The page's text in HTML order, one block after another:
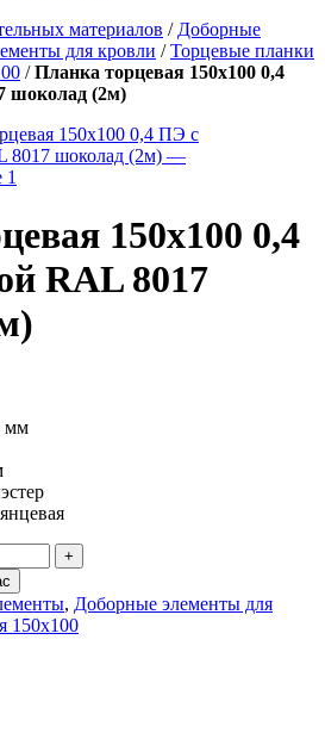
материалов / Доборные
для кровли /Торцевые планки
/Планка торцевая 150х100 0,4
шоколад (2м)
150х100 0,4
RAL 8017
мм
, Доборные элементы для
150х100